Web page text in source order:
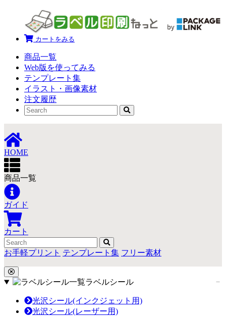
カートをみる
商品一覧
Web版を使ってみる
テンプレート集
イラスト・画像素材
注文履歴
HOME
商品一覧
ガイド
カート
お手軽プリント テンプレート集 フリー素材
ラベルシール
光沢シール(インクジェット用)
光沢シール(レーザー用)